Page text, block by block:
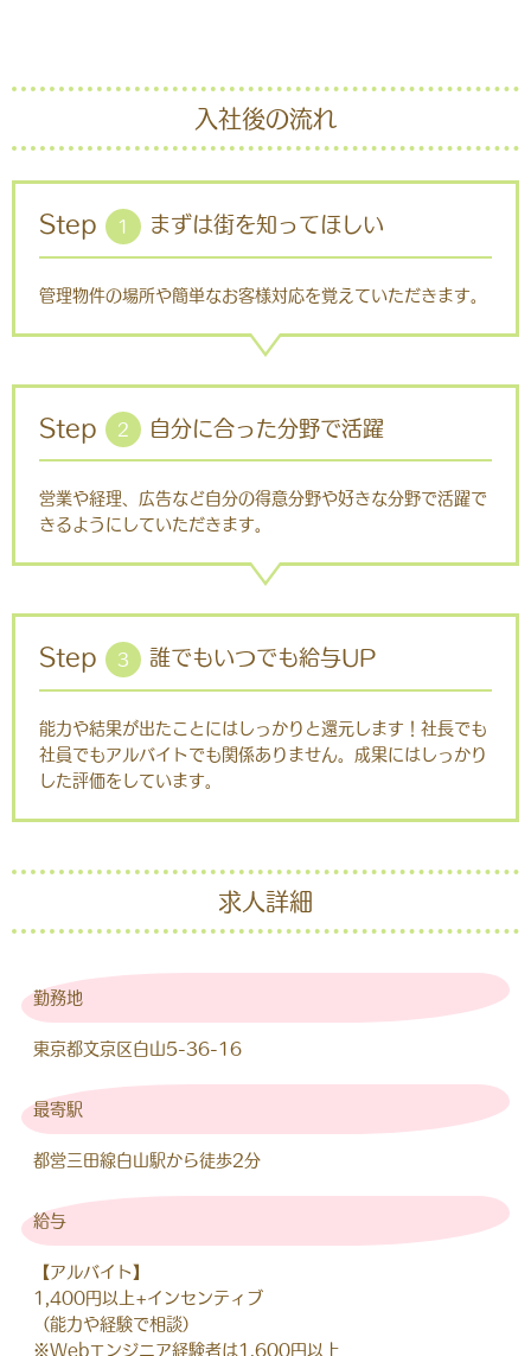
入社後の流れ
Step 1 まずは街を知ってほしい
管理物件の場所や簡単なお客様対応を覚えていただきます。
Step 2 自分に合った分野で活躍
営業や経理、広告など自分の得意分野や好きな分野で活躍で
きるようにしていただきます。
Step 3 誰でもいつでも給与UP
能力や結果が出たことにはしっかりと還元します！社長でも
社員でもアルバイトでも関係ありません。成果にはしっかり
した評価をしています。
求人詳細
勤務地
東京都文京区白山5-36-16
最寄駅
都営三田線白山駅から徒歩2分
給与
【アルバイト】
1,400円以上+インセンティブ
（能力や経験で相談）
※Webエンジニア経験者は1,600円以上